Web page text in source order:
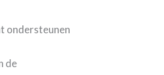
ondersteunen
de